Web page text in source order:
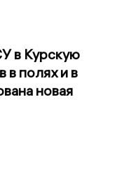
в Курскую
в полях и в
новая